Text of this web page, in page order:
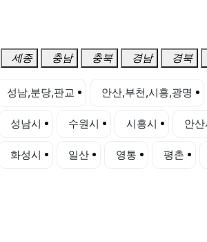
세종 충남 충북 경남 경북
성남,분당,판교 안산,부천,시흥,광명
성남시 수원시 시흥시 안산
화성시 일산 영통 평촌